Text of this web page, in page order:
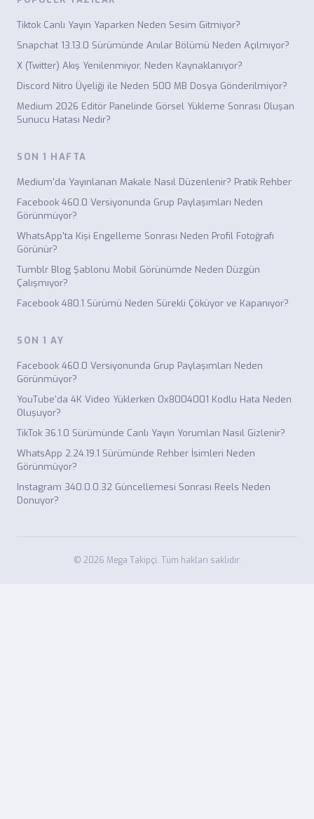
Tiktok Canlı Yayın Yaparken Neden Sesim Gitmiyor?
Snapchat 13.13.0 Sürümünde Anılar Bölümü Neden Açılmıyor?
X (Twitter) Akış Yenilenmiyor, Neden Kaynaklanıyor?
Discord Nitro Üyeliği ile Neden 500 MB Dosya Gönderilmiyor?
Medium 2026 Editör Panelinde Görsel Yükleme Sonrası Oluşan
Sunucu Hatası Nedir?
SON 1 HAFTA
Medium'da Yayınlanan Makale Nasıl Düzenlenir? Pratik Rehber
Facebook 460.0 Versiyonunda Grup Paylaşımları Neden
Görünmüyor?
WhatsApp'ta Kişi Engelleme Sonrası Neden Profil Fotoğrafı
Görünür?
Tumblr Blog Şablonu Mobil Görünümde Neden Düzgün
Çalışmıyor?
Facebook 480.1 Sürümü Neden Sürekli Çöküyor ve Kapanıyor?
SON 1 AY
Facebook 460.0 Versiyonunda Grup Paylaşımları Neden
Görünmüyor?
YouTube'da 4K Video Yüklerken 0x8004001 Kodlu Hata Neden
Oluşuyor?
TikTok 36.1.0 Sürümünde Canlı Yayın Yorumları Nasıl Gizlenir?
WhatsApp 2.24.19.1 Sürümünde Rehber İsimleri Neden
Görünmüyor?
Instagram 340.0.0.32 Güncellemesi Sonrası Reels Neden
Donuyor?
© 2026 Mega Takipçi. Tüm hakları saklıdır.